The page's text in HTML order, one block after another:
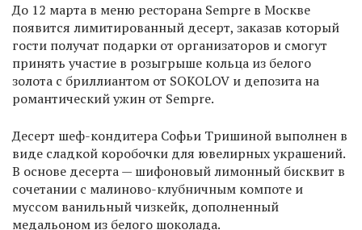
До 12 марта в меню ресторана Sempre в Москве
появится лимитированный десерт, заказав который
гости получат подарки от организаторов и смогут
принять участие в розыгрыше кольца из белого
золота с бриллиантом от SOKOLOV и депозита на
романтический ужин от Sempre.
Десерт шеф-кондитера Софьи Тришиной выполнен в
виде сладкой коробочки для ювелирных украшений.
В основе десерта — шифоновый лимонный бисквит в
сочетании с малиново-клубничным компоте и
муссом ванильный чизкейк, дополненный
медальоном из белого шоколада.